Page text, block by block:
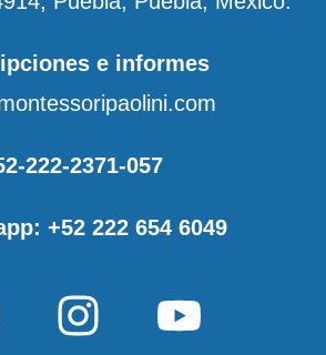
e informes
222-2371-057
+52 222 654 6049